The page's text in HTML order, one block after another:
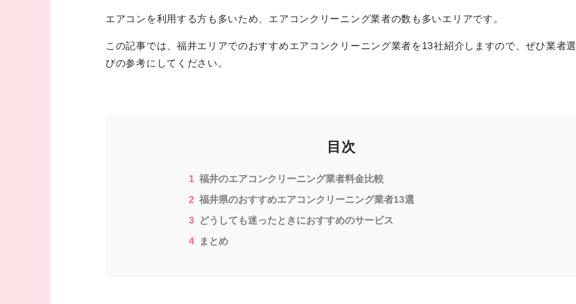
エアコンを利用する方も多いため、エアコンクリーニング業者の数も多いエリアです。
この記事では、福井エリアでのおすすめエアコンクリーニング業者を13社紹介しますので、ぜひ業者選
びの参考にしてください。
目次
福井のエアコンクリーニング業者料金比較
福井県のおすすめエアコンクリーニング業者13選
どうしても迷ったときにおすすめのサービス
まとめ